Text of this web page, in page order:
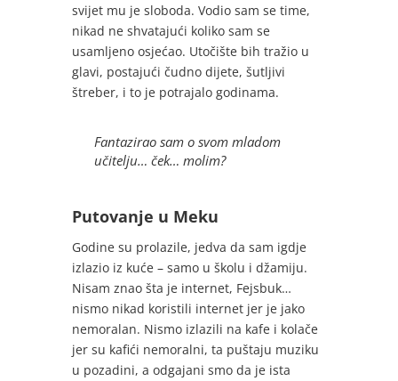
svijet mu je sloboda. Vodio sam se time,
nikad ne shvatajući koliko sam se
usamljeno osjećao. Utočište bih tražio u
glavi, postajući čudno dijete, šutljivi
štreber, i to je potrajalo godinama.
Fantazirao sam o svom mladom
učitelju… ček… molim?
Putovanje u Meku
Godine su prolazile, jedva da sam igdje
izlazio iz kuće – samo u školu i džamiju.
Nisam znao šta je internet, Fejsbuk…
nismo nikad koristili internet jer je jako
nemoralan. Nismo izlazili na kafe i kolače
jer su kafići nemoralni, ta puštaju muziku
u pozadini, a odgajani smo da je ista